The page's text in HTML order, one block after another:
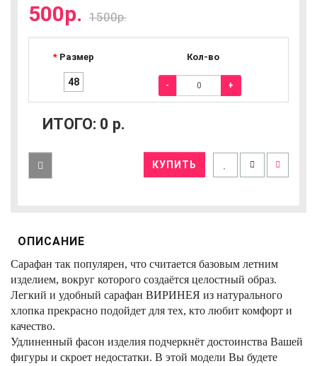
500р. 1500р.
Размер Кол-во
48 - +
ИТОГО: 0 р.
КУПИТЬ
ОПИСАНИЕ
Сарафан так популярен, что считается базовым летним
изделием, вокруг которого создаётся целостный образ.
Легкий и удобный сарафан ВИРИНЕЯ из натурального
хлопка прекрасно подойдет для тех, кто любит комфорт и
качество.
Удлиненный фасон изделия подчеркнёт достоинства Вашей
фигуры и скроет недостатки. В этой модели Вы будете